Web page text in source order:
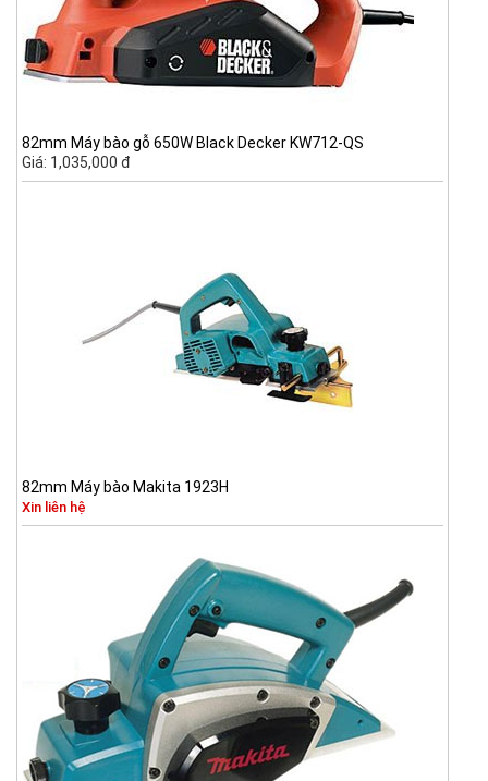
82mm Máy bào gỗ 650W Black Decker KW712-QS
Giá: 1,035,000 đ
82mm Máy bào Makita 1923H
Xin liên hệ